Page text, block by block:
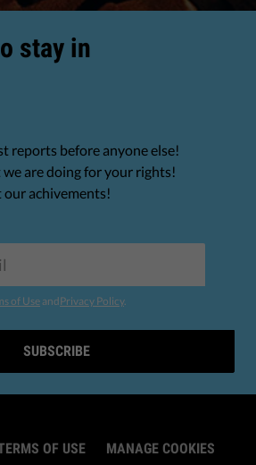
stay in
reports before anyone else!
are doing for your rights!
achivements!
of Use andPrivacy Policy.
SUBSCRIBE
OF USE MANAGE COOKIES